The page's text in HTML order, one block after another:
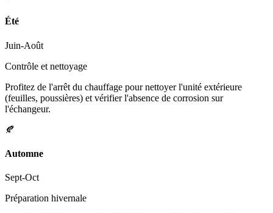
Été
Juin-Août
Contrôle et nettoyage
Profitez de l'arrêt du chauffage pour nettoyer l'unité extérieure
(feuilles, poussières) et vérifier l'absence de corrosion sur
l'échangeur.
🍂
Automne
Sept-Oct
Préparation hivernale